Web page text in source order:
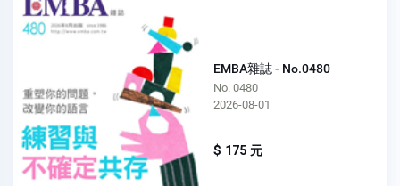
EMBA雜誌 - No.0480
No. 0480
2026-08-01
$ 175 元